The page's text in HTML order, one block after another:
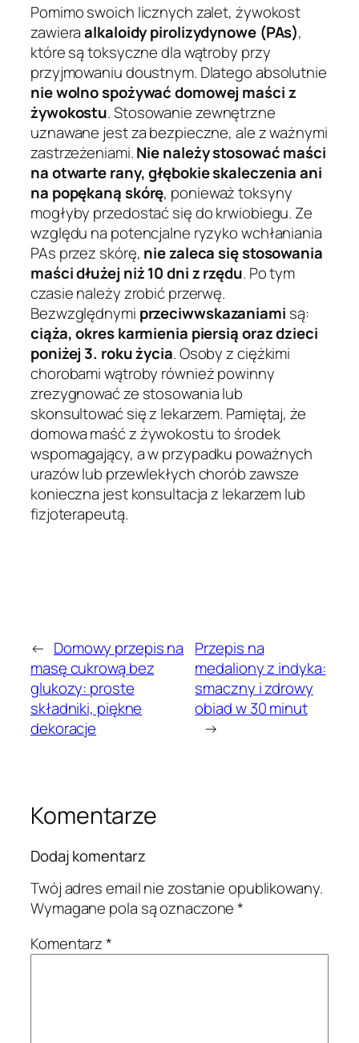
Pomimo swoich licznych zalet, żywokost
zawieraalkaloidy pirolizydynowe (PAs),
które są toksyczne dla wątroby przy
przyjmowaniu doustnym. Dlatego absolutnie
nie wolno spożywać domowej maści z
żywokostu. Stosowanie zewnętrzne
uznawane jest za bezpieczne, ale z ważnymi
zastrzeżeniami.Nie należy stosować maści
na otwarte rany, głębokie skaleczenia ani
na popękaną skórę, ponieważ toksyny
mogłyby przedostać się do krwiobiegu. Ze
względu na potencjalne ryzyko wchłaniania
PAs przez skórę, nie zaleca się stosowania
maści dłużej niż 10 dni z rzędu. Po tym
czasie należy zrobić przerwę.
Bezwzględnymi przeciwwskazaniami są:
ciąża, okres karmienia piersią oraz dzieci
poniżej 3. roku życia. Osoby z ciężkimi
chorobami wątroby również powinny
zrezygnować ze stosowania lub
skonsultować się z lekarzem. Pamiętaj, że
domowa maść z żywokostu to środek
wspomagający, a w przypadku poważnych
urazów lub przewlekłych chorób zawsze
konieczna jest konsultacja z lekarzem lub
fizjoterapeutą.
← Domowy przepis na
masę cukrową bez
glukozy: proste
składniki, piękne
dekoracje
Przepis na
medaliony z indyka:
smaczny i zdrowy
obiad w 30 minut
→
Komentarze
Dodaj komentarz
Twój adres email nie zostanie opublikowany.
Wymagane pola są oznaczone*
Komentarz*